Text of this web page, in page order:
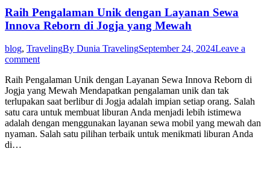
Raih Pengalaman Unik dengan Layanan Sewa
Innova Reborn di Jogja yang Mewah
blog, TravelingBy Dunia TravelingSeptember 24, 2024Leave a
comment
Raih Pengalaman Unik dengan Layanan Sewa Innova Reborn di
Jogja yang Mewah Mendapatkan pengalaman unik dan tak
terlupakan saat berlibur di Jogja adalah impian setiap orang. Salah
satu cara untuk membuat liburan Anda menjadi lebih istimewa
adalah dengan menggunakan layanan sewa mobil yang mewah dan
nyaman. Salah satu pilihan terbaik untuk menikmati liburan Anda
di…